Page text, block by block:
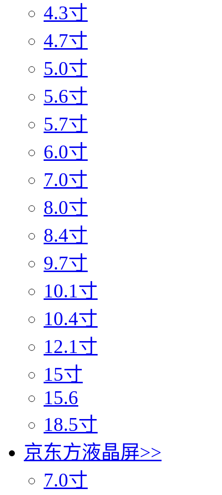
4.3寸
4.7寸
5.0寸
5.6寸
5.7寸
6.0寸
7.0寸
8.0寸
8.4寸
9.7寸
10.1寸
10.4寸
12.1寸
15寸
15.6
18.5寸
京东方液晶屏>>
7.0寸